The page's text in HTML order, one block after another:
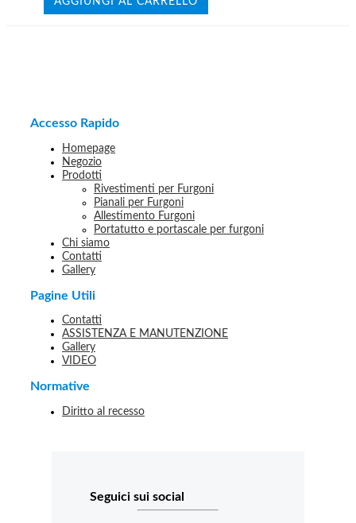
Accesso Rapido
Homepage
Negozio
Prodotti
Rivestimenti per Furgoni
Pianali per Furgoni
Allestimento Furgoni
Portatutto e portascale per furgoni
Chi siamo
Contatti
Gallery
Pagine Utili
Contatti
ASSISTENZA E MANUTENZIONE
Gallery
VIDEO
Normative
Diritto al recesso
Seguici sui social